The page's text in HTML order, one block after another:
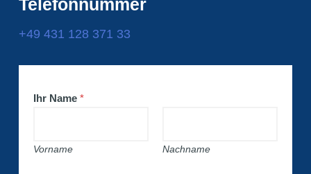
Telefonnummer
+49 431 128 371 33
Ihr Name *
Vorname Nachname